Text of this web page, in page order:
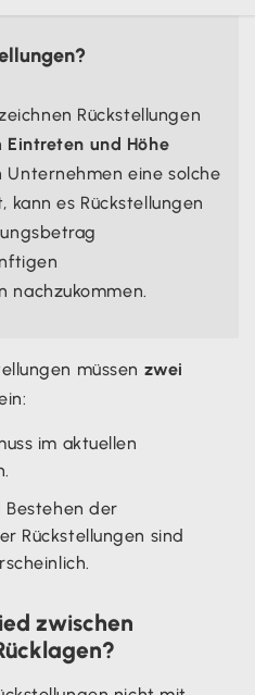
Rückstellungen
Eintreten und Höhe
Unternehmen eine solche
es Rückstellungen
nachzukommen.
müssen zwei
im aktuellen
Bestehen der
Rückstellungen sind
zwischen